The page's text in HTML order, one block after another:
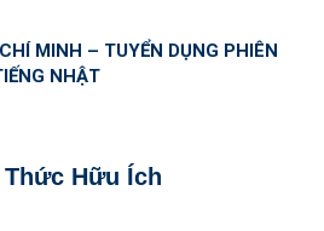
MINH – TUYỂN DỤNG PHIÊN
NHẬT
Thức Hữu Ích